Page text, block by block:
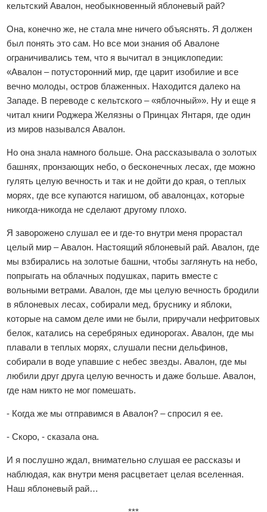
кельтский Авалон, необыкновенный яблоневый рай?
Она, конечно же, не стала мне ничего объяснять. Я должен
был понять это сам. Но все мои знания об Авалоне
ограничивались тем, что я вычитал в энциклопедии:
«Авалон – потусторонний мир, где царит изобилие и все
вечно молоды, остров блаженных. Находится далеко на
Западе. В переводе с кельтского – «яблочный»». Ну и еще я
читал книги Роджера Желязны о Принцах Янтаря, где один
из миров назывался Авалон.
Но она знала намного больше. Она рассказывала о золотых
башнях, пронзающих небо, о бесконечных лесах, где можно
гулять целую вечность и так и не дойти до края, о теплых
морях, где все купаются нагишом, об авалонцах, которые
никогда-никогда не сделают другому плохо.
Я заворожено слушал ее и где-то внутри меня прорастал
целый мир – Авалон. Настоящий яблоневый рай. Авалон, где
мы взбирались на золотые башни, чтобы заглянуть на небо,
попрыгать на облачных подушках, парить вместе с
вольными ветрами. Авалон, где мы целую вечность бродили
в яблоневых лесах, собирали мед, бруснику и яблоки,
которые на самом деле ими не были, приручали нефритовых
белок, катались на серебряных единорогах. Авалон, где мы
плавали в теплых морях, слушали песни дельфинов,
собирали в воде упавшие с небес звезды. Авалон, где мы
любили друг друга целую вечность и даже больше. Авалон,
где нам никто не мог помешать.
- Когда же мы отправимся в Авалон? – спросил я ее.
- Скоро, - сказала она.
И я послушно ждал, внимательно слушая ее рассказы и
наблюдая, как внутри меня расцветает целая вселенная.
Наш яблоневый рай…